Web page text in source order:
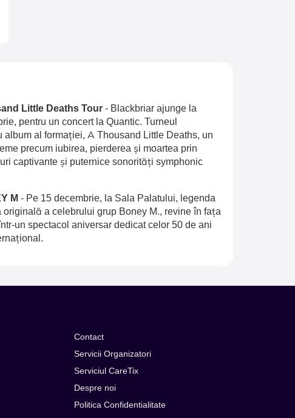
Little Deaths Tour - Blackbriar ajunge la
pentru un concert la Quantic. Turneul
album al formației, A Thousand Little Deaths, un
precum iubirea, pierderea și moartea prin
captivante și puternice sonorități symphonic
M- Pe 15 decembrie, la Sala Palatului, legenda
a celebrului grup Boney M., revine în fața
un spectacol aniversar dedicat celor 50 de ani
Contact
Servicii Organizatori
Serviciul CareTix
Despre noi
Politica Confidentialitate